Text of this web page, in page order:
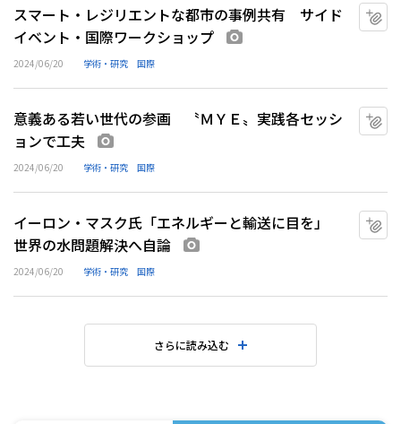
スマート・レジリエントな都市の事例共有 サイド
イベント・国際ワークショップ
2024/06/20 学術・研究 国際
意義ある若い世代の参画 〝ＭＹＥ〟実践各セッシ
ョンで工夫
2024/06/20 学術・研究 国際
イーロン・マスク氏「エネルギーと輸送に目を」
世界の水問題解決へ自論
2024/06/20 学術・研究 国際
さらに読み込む